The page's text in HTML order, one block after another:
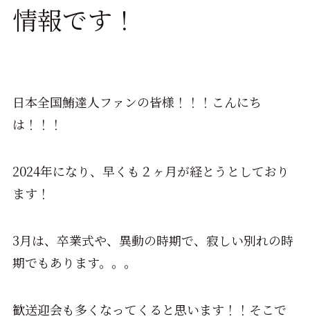
情報です！
日本全国鮪達人ファンの皆様！！！こんにち
は！！！
2024年になり、早くも２ヶ月が経とうとしており
ます！
3月は、卒業式や、異動の時期で、寂しい別れの時
期でもあります。。。
歓送迎会も多くなってくると思います！！そこで